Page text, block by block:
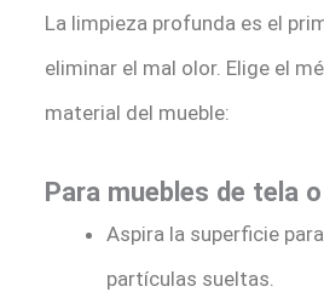
La limpieza profunda es el
eliminar el mal olor. Elige el
material del mueble:
Para muebles de tela
Aspira la superficie
partículas sueltas.